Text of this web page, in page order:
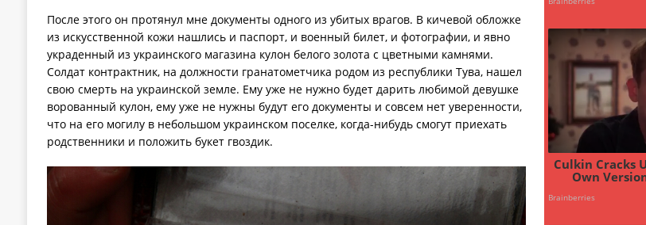
После этого он протянул мне документы одного из убитых врагов. В кичевой обложке
из искусственной кожи нашлись и паспорт, и военный билет, и фотографии, и явно
украденный из украинского магазина кулон белого золота с цветными камнями.
Солдат контрактник, на должности гранатометчика родом из республики Тува, нашел
свою смерть на украинской земле. Ему уже не нужно будет дарить любимой девушке
ворованный кулон, ему уже не нужны будут его документы и совсем нет уверенности,
что на его могилу в небольшом украинском поселке, когда-нибудь смогут приехать
родственники и положить букет гвоздик.